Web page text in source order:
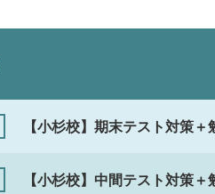
【小杉校】期末テスト対策
【小杉校】中間テスト対策